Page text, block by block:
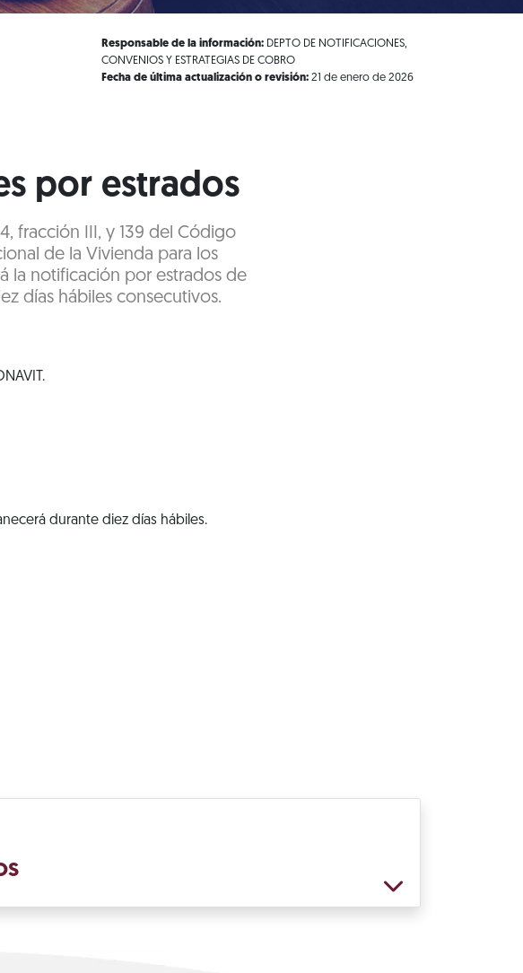
Responsable de la información: DEPTO DE NOTIFICACIONES,
CONVENIOS Y ESTRATEGIAS DE COBRO
Fecha de última actualización o revisión: 21 de enero de 2026
por estrados
fracción III, y 139 del Código
de la Vivienda para los
la notificación por estrados de
días hábiles consecutivos.
durante diez días hábiles.